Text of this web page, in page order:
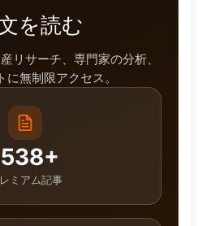
を読む
リサーチ、専門家の分析、
に無制限アクセス。
ミアム記事